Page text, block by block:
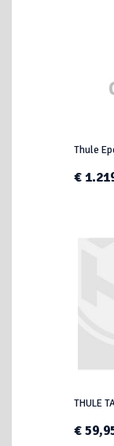
Thule
€
THULE
€